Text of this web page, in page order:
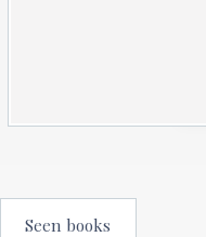
Seen books